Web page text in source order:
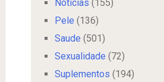
Noticias (155)
Pele (136)
Saude (501)
Sexualidade (72)
Suplementos (194)